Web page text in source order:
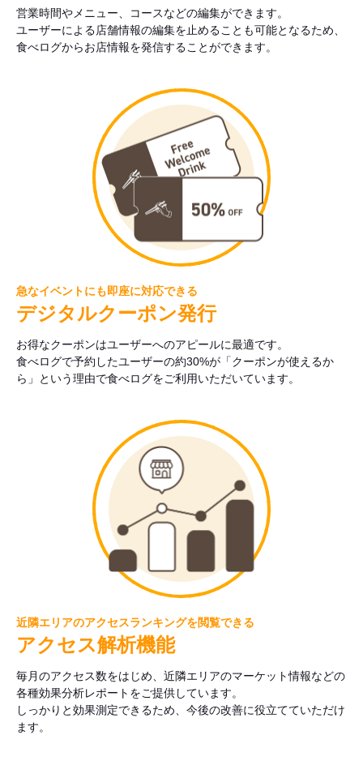
営業時間やメニュー、コースなどの編集ができます。
ユーザーによる店舗情報の編集を止めることも可能となるため、
食べログからお店情報を発信することができます。
急なイベントにも即座に対応できる
デジタルクーポン発行
お得なクーポンはユーザーへのアピールに最適です。
食べログで予約したユーザーの約30%が「クーポンが使えるか
ら」という理由で食べログをご利用いただいています。
近隣エリアのアクセスランキングを閲覧できる
アクセス解析機能
毎月のアクセス数をはじめ、近隣エリアのマーケット情報などの
各種効果分析レポートをご提供しています。
しっかりと効果測定できるため、今後の改善に役立てていただけ
ます。